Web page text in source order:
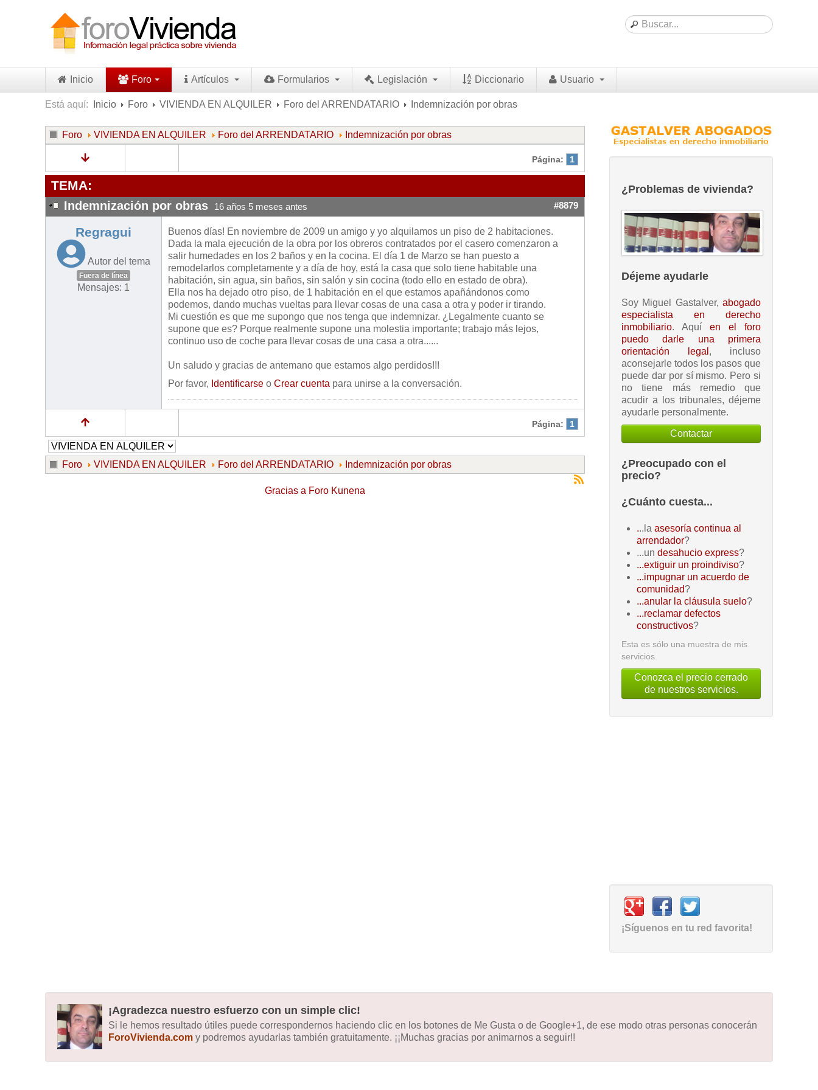
Inicio Foro Artículos Formularios Legislación Diccionario Usuario
Está aquí: Inicio Foro VIVIENDA EN ALQUILER Foro del ARRENDATARIO Indemnización por obras
Foro VIVIENDA EN ALQUILER Foro del ARRENDATARIO Indemnización por obras
Página: 1
TEMA:
Indemnización por obras 16 años 5 meses antes #8879
Regragui
Autor del tema
Fuera de línea
Mensajes: 1
Buenos días! En noviembre de 2009 un amigo y yo alquilamos un piso de 2 habitaciones.
Dada la mala ejecución de la obra por los obreros contratados por el casero comenzaron a
salir humedades en los 2 baños y en la cocina. El día 1 de Marzo se han puesto a
remodelarlos completamente y a día de hoy, está la casa que solo tiene habitable una
habitación, sin agua, sin baños, sin salón y sin cocina (todo ello en estado de obra).
Ella nos ha dejado otro piso, de 1 habitación en el que estamos apañándonos como
podemos, dando muchas vueltas para llevar cosas de una casa a otra y poder ir tirando.
Mi cuestión es que me supongo que nos tenga que indemnizar. ¿Legalmente cuanto se
supone que es? Porque realmente supone una molestia importante; trabajo más lejos,
continuo uso de coche para llevar cosas de una casa a otra......
Un saludo y gracias de antemano que estamos algo perdidos!!!
Por favor, Identificarse o Crear cuenta para unirse a la conversación.
Página: 1
Foro VIVIENDA EN ALQUILER Foro del ARRENDATARIO Indemnización por obras
Gracias a Foro Kunena
¿Problemas de vivienda?
Déjeme ayudarle
Soy Miguel Gastalver, abogado
especialista en derecho
inmobiliario. Aquí en el foro
puedo darle una primera
orientación legal , incluso
aconsejarle todos los pasos que
puede dar por sí mismo. Pero si
no tiene más remedio que
acudir a los tribunales, déjeme
ayudarle personalmente.
Contactar
¿Preocupado con el
precio?
¿Cuánto cuesta...
...la asesoría continua al
arrendador?
...un desahucio express?
...extiguir un proindiviso?
...impugnar un acuerdo de
comunidad?
...anular la cláusula suelo?
...reclamar defectos
constructivos?
Esta es sólo una muestra de mis
servicios.
Conozca el precio cerrado
de nuestros servicios.
¡Síguenos en tu red favorita!
¡Agradezca nuestro esfuerzo con un simple clic!
Si le hemos resultado útiles puede correspondernos haciendo clic en los botones de Me Gusta o de Google+1, de ese modo otras personas conocerán
ForoVivienda.com y podremos ayudarlas también gratuitamente. ¡¡Muchas gracias por animarnos a seguir!!